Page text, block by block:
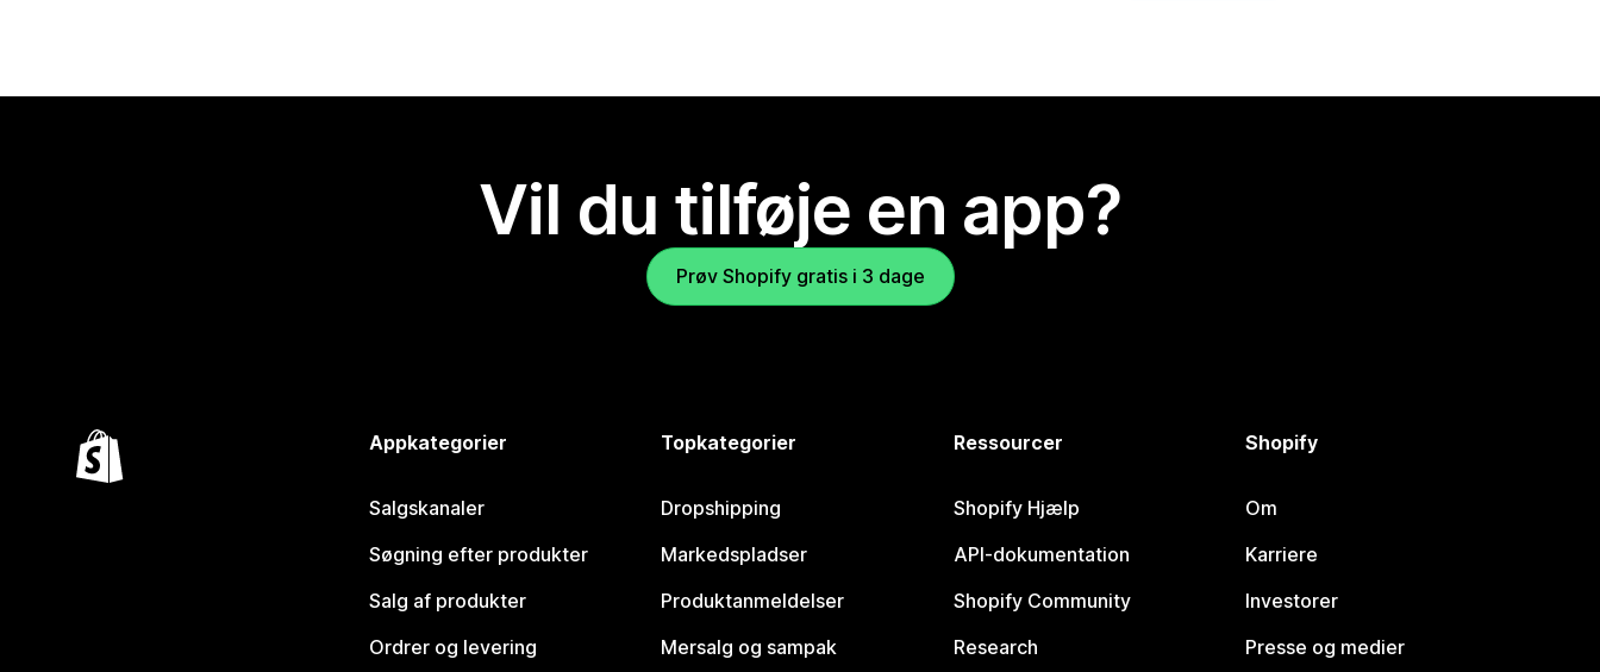
Vil du tilføje en app?
Prøv Shopify gratis i 3 dage
Appkategorier
Salgskanaler
Søgning efter produkter
Salg af produkter
Ordrer og levering
Topkategorier
Dropshipping
Markedspladser
Produktanmeldelser
Mersalg og sampak
Ressourcer
Shopify Hjælp
API-dokumentation
Shopify Community
Research
Shopify
Om
Karriere
Investorer
Presse og medier